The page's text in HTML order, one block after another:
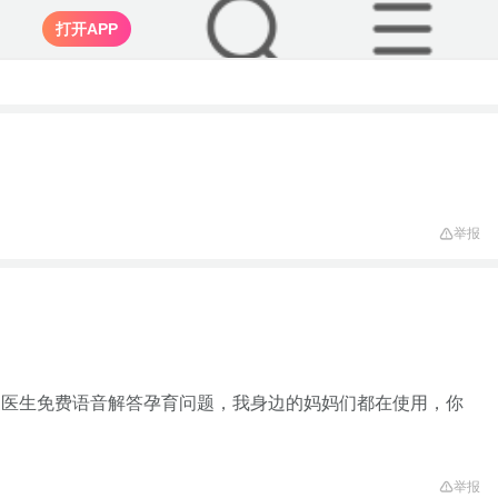
打开APP
举报
生免费语音解答孕育问题，我身边的妈妈们都在使用，你
举报